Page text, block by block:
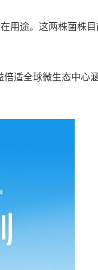
用途。这两株菌株
适全球微生态中心